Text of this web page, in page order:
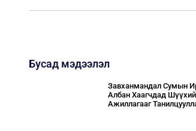
Бусад мэдээлэл
Завханмандал Сумын
Албан Хаагчдад
Ажиллагааг